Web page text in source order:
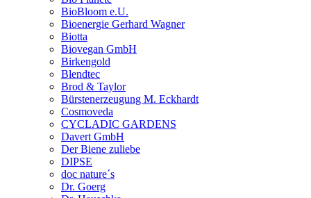
BioBloom e.U.
Bioenergie Gerhard Wagner
Biotta
Biovegan GmbH
Birkengold
Blendtec
Brod & Taylor
Bürstenerzeugung M. Eckhardt
Cosmoveda
CYCLADIC GARDENS
Davert GmbH
Der Biene zuliebe
DIPSE
doc nature´s
Dr. Goerg